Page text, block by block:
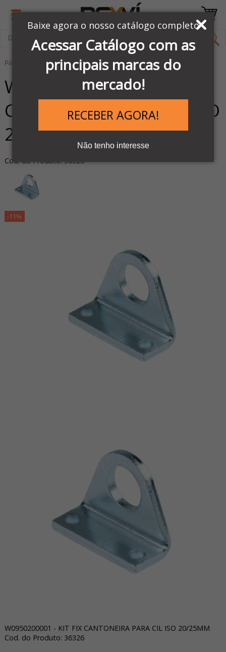
Baixe agora o nosso catálogo completo
Acessar Catálogo com as
principais marcas do
mercado!
RECEBER AGORA!
Não tenho interesse
Página Inicial LINHA PNEUMÁTICA METAL WORK Kit de Reparos
W0950200001 - KIT FIX
CANTONEIRA PARA CIL ISO
20/25MM
Cod. do Produto: 36326
-11%
W0950200001 - KIT FIX CANTONEIRA PARA CIL ISO 20/25MM
Cod. do Produto: 36326